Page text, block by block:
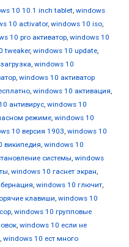
10 10.1 inch tablet, windows
10 activator, windows 10 iso,
10 pro активатор, windows 10
tweaker, windows 10 update,
, windows 10
, windows 10 активатор
, windows 10 активация,
антивирус, windows 10
режиме, windows 10
10 версия 1903, windows 10
википедия, windows 10
системы, windows
, windows 10 гаснет экран,
, windows 10 глючит,
клавиши, windows 10
, windows 10 групповые
, windows 10 если не
, windows 10 ест много